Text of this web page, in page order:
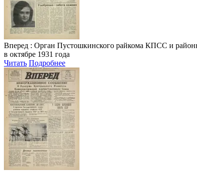
Вперед : Орган Пустошкинского райкома КПСС и
в октябре 1931 года
Читать Подробнее